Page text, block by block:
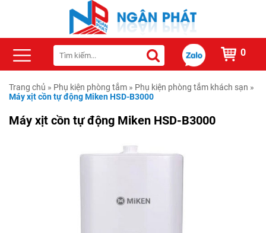
0
Trang chủ » Phụ kiện phòng tắm » Phụ kiện phòng tắm khách sạn »
Máy xịt cồn tự động Miken HSD-B3000
Máy xịt cồn tự động Miken HSD-B3000